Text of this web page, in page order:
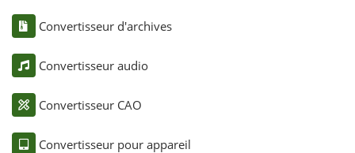
Convertisseur d'archives
Convertisseur audio
Convertisseur CAO
Convertisseur pour appareil